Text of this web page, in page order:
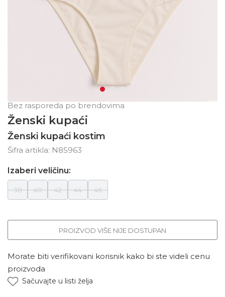
Bez rasporeda po brendovima
Ženski kupaći
Ženski kupaći kostim
Šifra artikla: N85963
Izaberi veličinu:
38 40 42 44 46
PROIZVOD VIŠE NIJE DOSTUPAN
Morate biti verifikovani korisnik kako bi ste videli cenu
proizvoda
Sačuvajte u listi želja